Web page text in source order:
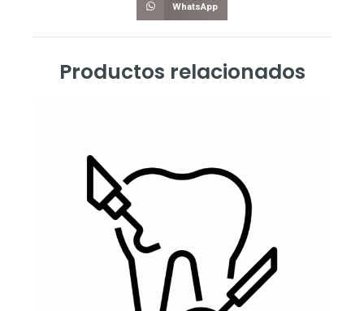
WhatsApp
Productos relacionados